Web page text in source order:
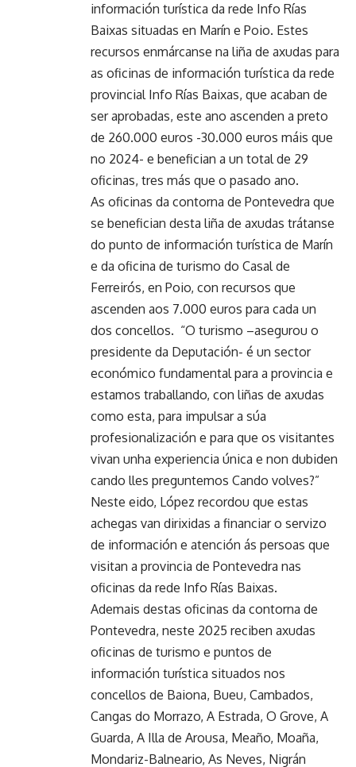
información turística da rede Info Rías
Baixas situadas en Marín e Poio. Estes
recursos enmárcanse na liña de axudas para
as oficinas de información turística da rede
provincial Info Rías Baixas, que acaban de
ser aprobadas, este ano ascenden a preto
de 260.000 euros -30.000 euros máis que
no 2024- e benefician a un total de 29
oficinas, tres más que o pasado ano.
As oficinas da contorna de Pontevedra que
se benefician desta liña de axudas trátanse
do punto de información turística de Marín
e da oficina de turismo do Casal de
Ferreirós, en Poio, con recursos que
ascenden aos 7.000 euros para cada un
dos concellos. “O turismo –asegurou o
presidente da Deputación- é un sector
económico fundamental para a provincia e
estamos traballando, con liñas de axudas
como esta, para impulsar a súa
profesionalización e para que os visitantes
vivan unha experiencia única e non dubiden
cando lles preguntemos Cando volves?”
Neste eido, López recordou que estas
achegas van dirixidas a financiar o servizo
de información e atención ás persoas que
visitan a provincia de Pontevedra nas
oficinas da rede Info Rías Baixas.
Ademais destas oficinas da contorna de
Pontevedra, neste 2025 reciben axudas
oficinas de turismo e puntos de
información turística situados nos
concellos de Baiona, Bueu, Cambados,
Cangas do Morrazo, A Estrada, O Grove, A
Guarda, A Illa de Arousa, Meaño, Moaña,
Mondariz-Balneario, As Neves, Nigrán